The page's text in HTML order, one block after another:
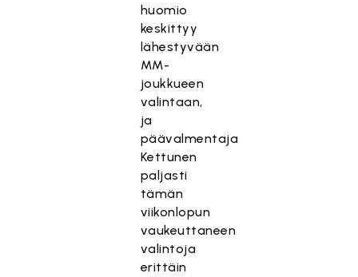
huomio
keskittyy
lähestyvään
MM-
joukkueen
valintaan,
ja
päävalmentaja
Kettunen
paljasti
tämän
viikonlopun
vaukeuttaneen
valintoja
erittäin